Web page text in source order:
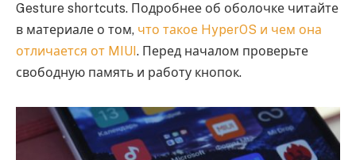
Gesture shortcuts. Подробнее об оболочке читайте
в материале о том, что такое HyperOS и чем она
отличается от MIUI. Перед началом проверьте
свободную память и работу кнопок.